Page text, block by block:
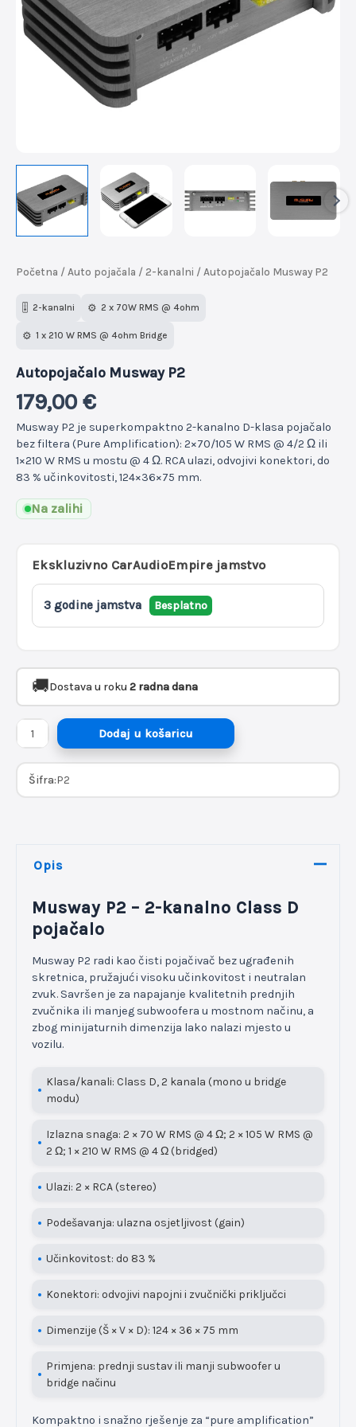
Početna / Auto pojačala / 2-kanalni / Autopojačalo Musway P2
🎚️ 2-kanalni ⚙️ 2 x 70W RMS @ 4ohm
⚙️ 1 x 210 W RMS @ 4ohm Bridge
Autopojačalo Musway P2
179,00 €
Musway P2 je superkompaktno 2-kanalno D-klasa pojačalo
bez filtera (Pure Amplification): 2×70/105 W RMS @ 4/2 Ω ili
1×210 W RMS u mostu @ 4 Ω. RCA ulazi, odvojivi konektori, do
83 % učinkovitosti, 124×36×75 mm.
Na zalihi
Ekskluzivno CarAudioEmpire jamstvo
3 godine jamstva Besplatno
🚚Dostava u roku 2 radna dana
Autopojačalo
količina
Dodaj u košaricu
Šifra:P2
Opis
Musway P2 – 2-kanalno Class D
pojačalo
Musway P2 radi kao čisti pojačivač bez ugrađenih
skretnica, pružajući visoku učinkovitost i neutralan
zvuk. Savršen je za napajanje kvalitetnih prednjih
zvučnika ili manjeg subwoofera u mostnom načinu, a
zbog minijaturnih dimenzija lako nalazi mjesto u
vozilu.
Klasa/kanali: Class D, 2 kanala (mono u bridge
modu)
Izlazna snaga: 2 × 70 W RMS @ 4 Ω; 2 × 105 W RMS @
2 Ω; 1 × 210 W RMS @ 4 Ω (bridged)
Ulazi: 2 × RCA (stereo)
Podešavanja: ulazna osjetljivost (gain)
Učinkovitost: do 83 %
Konektori: odvojivi napojni i zvučnički priključci
Dimenzije (Š × V × D): 124 × 36 × 75 mm
Primjena: prednji sustav ili manji subwoofer u
bridge načinu
Kompaktno i snažno rješenje za “pure amplification”